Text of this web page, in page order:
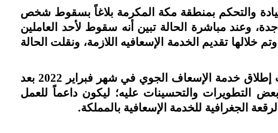
والتحكم بمنطقة مكة المكرمة بلاغاً بسقوط شخص
وعند مباشرة الحالة تبين أنه سقوط لأحد العاملين
خلالها تقديم الخدمة الإسعافيه اللازمة، ونقلت الحالة
يُذكر أن هيئة الهلال الأحمر السعودي أعادت إطلاق خدمة الإسعاف الجوي في شهر فبراير 2022 بعد
التطويرات والتحسينات عليه؛ ليكون داعماً للعمل
الجغرافية للخدمة الإسعافية بالمملكة.